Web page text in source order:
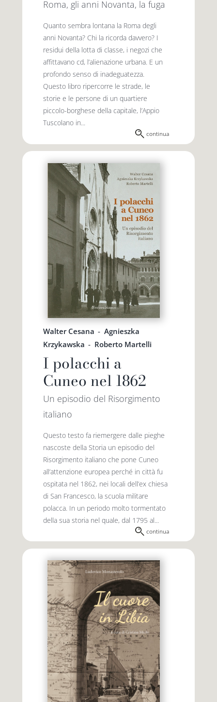
Roma, gli anni Novanta, la fuga
Quanto sembra lontana la Roma degli
anni Novanta? Chi la ricorda davvero? I
residui della lotta di classe, i negozi che
affittavano cd, l’alienazione urbana. E un
profondo senso di inadeguatezza.
Questo libro ripercorre le strade, le
storie e le persone di un quartiere
piccolo-borghese della capitale, l’Appio
Tuscolano in...
continua
Walter Cesana - Agnieszka
Krzykawska - Roberto Martelli
I polacchi a
Cuneo nel 1862
Un episodio del Risorgimento
italiano
Questo testo fa riemergere dalle pieghe
nascoste della Storia un episodio del
Risorgimento italiano che pone Cuneo
all’attenzione europea perché in città fu
ospitata nel 1862, nei locali dell’ex chiesa
di San Francesco, la scuola militare
polacca. In un periodo molto tormentato
della sua storia nel quale, dal 1795 al...
continua